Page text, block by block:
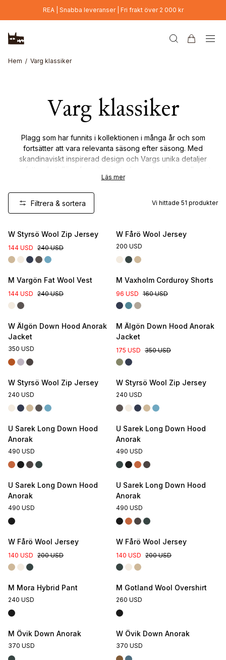
Hoppa till huvudinnehållREA | Snabba leveranser | Fri frakt över 2 000 kr
Hem Varg klassiker
Varg klassiker
Plagg som har funnits i kollektionen i många år och som
fortsätter att vara relevanta säsong efter säsong. Med
skandinaviskt inspirerad design och Vargs unika detaljer
omfattar de tidlösa favoriter i naturliga material som ull samt
lätta dunplagg för vardaglig funktion, komfort och hållbarhet.
Läs mer
Filtrera & sortera Vi hittade 51 produkter
W Styrsö Wool Zip Jersey
144 USD 240 USD
W Fårö Wool Jersey
200 USD
M Vargön Fat Wool Vest
144 USD 240 USD
M Vaxholm Corduroy Shorts
96 USD 160 USD
W Älgön Down Hood Anorak
Jacket
350 USD
M Älgön Down Hood Anorak
Jacket
175 USD 350 USD
W Styrsö Wool Zip Jersey
240 USD
W Styrsö Wool Zip Jersey
240 USD
U Sarek Long Down Hood
Anorak
490 USD
U Sarek Long Down Hood
Anorak
490 USD
U Sarek Long Down Hood
Anorak
490 USD
U Sarek Long Down Hood
Anorak
490 USD
W Fårö Wool Jersey
140 USD 200 USD
W Fårö Wool Jersey
140 USD 200 USD
M Mora Hybrid Pant
240 USD
M Gotland Wool Overshirt
260 USD
M Övik Down Anorak
370 USD
W Övik Down Anorak
370 USD